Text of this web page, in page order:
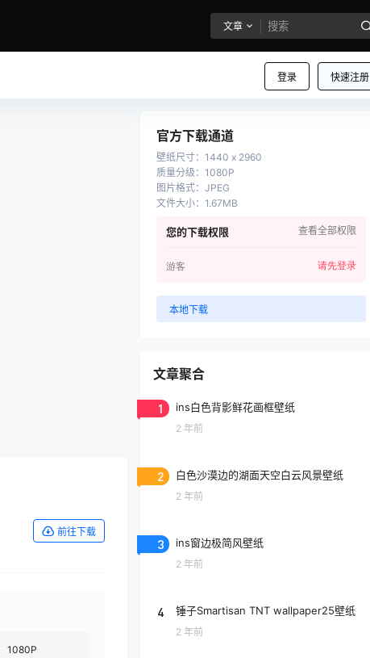
文章
登录 快速注册
前往下载
1080P
官方下载通道
壁纸尺寸： 1440 x 2960
质量分级 ： 1080P
图片格式： JPEG
文件大小： 1.67MB
您的下载权限 查看全部权限
游客 请先登录
本地下载
文章聚合
1 ins白色背影鲜花画框壁纸
2 年前
2 白色沙漠边的湖面天空白云风景壁纸
2 年前
3 ins窗边极简风壁纸
2 年前
4 锤子Smartisan TNT wallpaper25壁纸
2 年前